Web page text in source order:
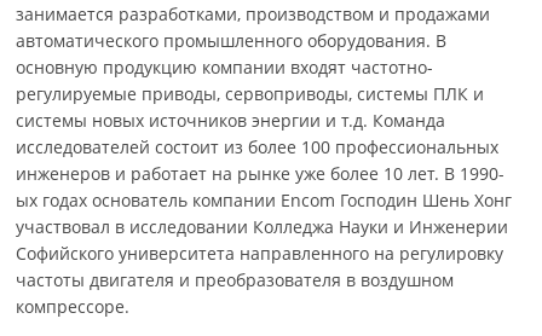
занимается разработками, производством и продажами
автоматического промышленного оборудования. В
основную продукцию компании входят частотно-
регулируемые приводы, сервоприводы, системы ПЛК и
системы новых источников энергии и т.д. Команда
исследователей состоит из более 100 профессиональных
инженеров и работает на рынке уже более 10 лет. В 1990-
ых годах основатель компании Encom Господин Шень Хонг
участвовал в исследовании Колледжа Науки и Инженерии
Софийского университета направленного на регулировку
частоты двигателя и преобразователя в воздушном
компрессоре.